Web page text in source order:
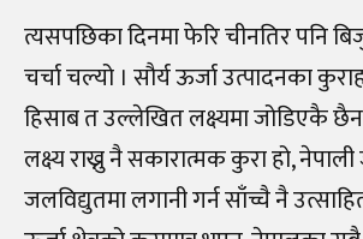
त्यसपछिका दिनमा फेरि चीनतिर पनि
चर्चा चल्यो । सौर्य ऊर्जा उत्पादनका
हिसाब त उल्लेखित लक्ष्यमा जोडिएकै छैन
लक्ष्य राख्नु नै सकारात्मक कुरा हो,
जलविद्युतमा लगानी गर्न साँच्चै नै